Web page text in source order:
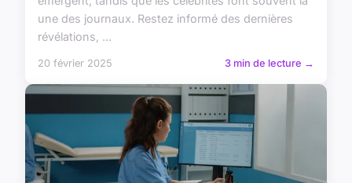
une des journaux. Restez informé des dernières
révélations, ...
20 février 2025 3 min de lecture →